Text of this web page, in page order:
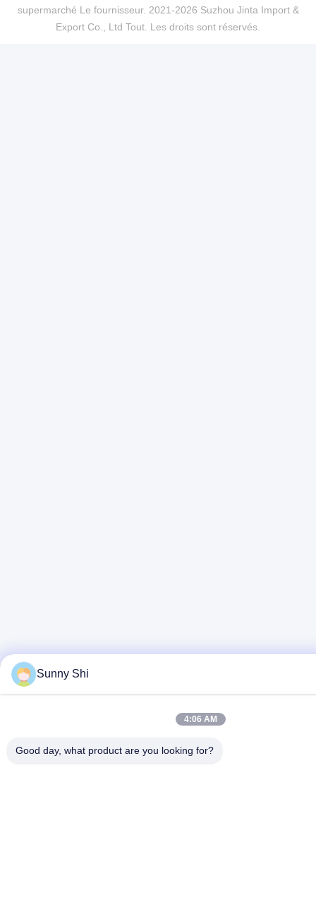
supermarché Le fournisseur. 2021-2026 Suzhou Jinta Import &
Export Co., Ltd Tout. Les droits sont réservés.
Sunny Shi
4:06 AM
Good day, what product are you looking for?